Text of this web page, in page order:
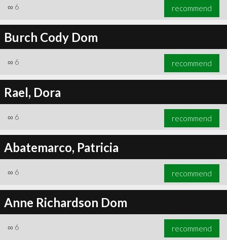
∞ 6 recommend
Burch Cody Dom
∞ 6 recommend
Rael, Dora
∞ 6 recommend
Abatemarco, Patricia
∞ 6 recommend
Anne Richardson Dom
∞ 6 recommend